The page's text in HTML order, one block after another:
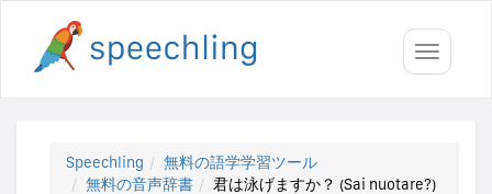
Toggle
Speechling
無料の語学学習ツール
無料の音声辞書
君は泳げますか？ (Sai nuotare?)